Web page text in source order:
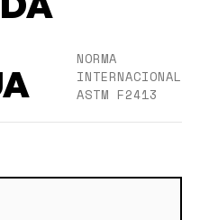
NORMA
INTERNACIONAL
ASTM F2413